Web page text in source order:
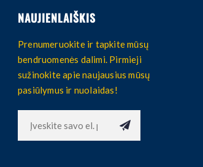
NAUJIENLAIŠKIS
Prenumeruokite ir tapkite mūsų
bendruomenės dalimi. Pirmieji
sužinokite apie naujausius mūsų
pasiūlymus ir nuolaidas!